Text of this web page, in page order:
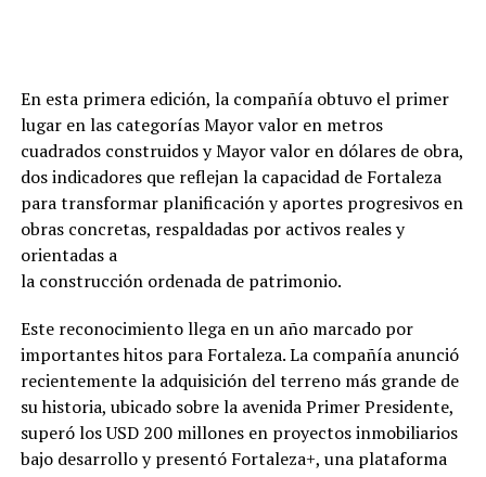
En esta primera edición, la compañía obtuvo el primer
lugar en las categorías Mayor valor en metros
cuadrados construidos y Mayor valor en dólares de obra,
dos indicadores que reflejan la capacidad de Fortaleza
para transformar planificación y aportes progresivos en
obras concretas, respaldadas por activos reales y
orientadas a
la construcción ordenada de patrimonio.
Este reconocimiento llega en un año marcado por
importantes hitos para Fortaleza. La compañía anunció
recientemente la adquisición del terreno más grande de
su historia, ubicado sobre la avenida Primer Presidente,
superó los USD 200 millones en proyectos inmobiliarios
bajo desarrollo y presentó Fortaleza+, una plataforma